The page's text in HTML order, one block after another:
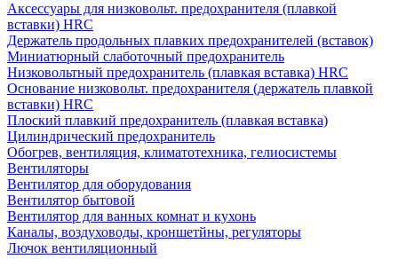
Аксессуары для низковольт. предохранителя (плавкой
вставки) HRC
Держатель продольных плавких предохранителей (вставок)
Миниатюрный слаботочный предохранитель
Низковольтный предохранитель (плавкая вставка) HRC
Основание низковольт. предохранителя (держатель плавкой
вставки) HRC
Плоский плавкий предохранитель (плавкая вставка)
Цилиндрический предохранитель
Обогрев, вентиляция, климатотехника, гелиосистемы
Вентиляторы
Вентилятор для оборудования
Вентилятор бытовой
Вентилятор для ванных комнат и кухонь
Каналы, воздуховоды, кроншетйны, регуляторы
Лючок вентиляционный